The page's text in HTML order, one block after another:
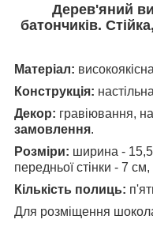
Дерев'яний
батончиків.
Матеріал:
Конструкція:
Декор: гравіювання,
замовлення.
Розміри: ширина -
передньої стінки - 7
Кількість полиць:
Для розміщення